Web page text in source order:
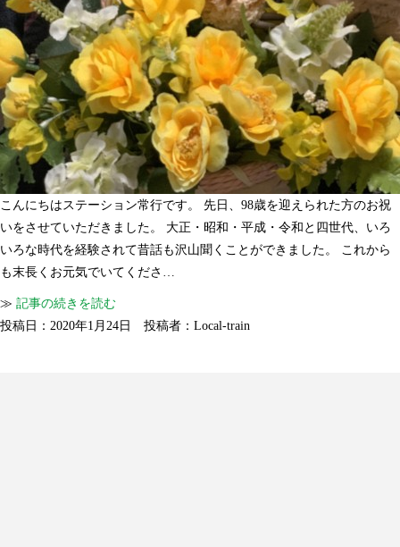
こんにちはステーション常行です。 先日、98歳を迎えられた方のお祝
いをさせていただきました。 大正・昭和・平成・令和と四世代、いろ
いろな時代を経験されて昔話も沢山聞くことができました。 これから
も末長くお元気でいてくださ…
≫ 記事の続きを読む
投稿日：2020年1月24日 投稿者：Local-train